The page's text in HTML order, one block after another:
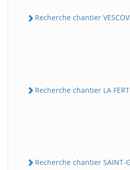
Recherche chantier
Recherche chantier LA
Recherche chantier SAINT-